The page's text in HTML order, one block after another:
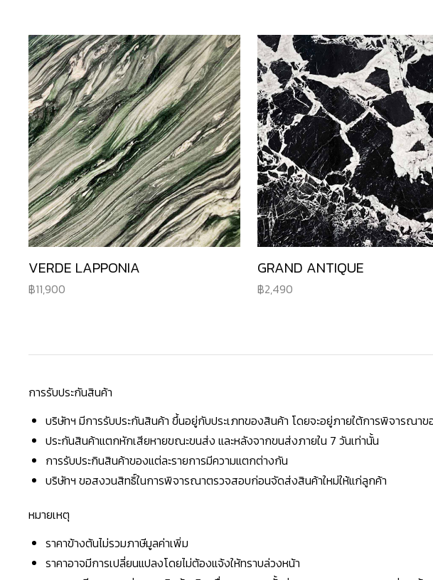
VERDE LAPPONIA
11,900
GRAND ANTIQUE
2,490
การรับประกันสินค้า
บริษัทฯ มีการรับประกันสินค้า ขึ้นอยู่กับประเภทของสินค้า โดยจะอยู่ภายใต้การพิจารณาข
ประกันสินค้าแตกหักเสียหายขณะขนส่ง และหลังจากขนส่งภายใน 7 วันเท่านั้น
การรับประกินสินค้าของแต่ละรายการมีความแตกต่างกัน
บริษัทฯ ขอสงวนสิทธิ์ในการพิจารณาตรวจสอบก่อนจัดส่งสินค้าใหม่ให้แก่ลูกค้า
หมายเหตุ
ราคาข้างต้นไม่รวมภาษีมูลค่าเพิ่ม
ราคาอาจมีการเปลี่ยนแปลงโดยไม่ต้องแจ้งให้ทราบล่วงหน้า